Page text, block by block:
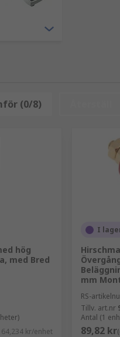
som testas.
(0/8)
hög
med Bred
64,234 kr/enhet
I
mm
RS-
Tillv. art.nr
Antal (1
89,82 kr